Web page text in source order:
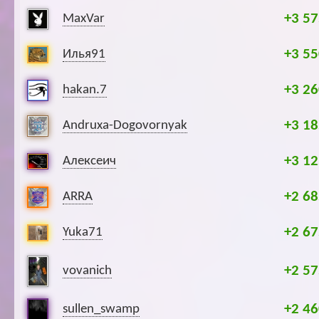
MaxVar +3
Илья91 +3
hakan.7 +3
Andruxa-Dogovornyak +3
Алексеич +3
ARRA +2
Yuka71 +2
vovanich +2
sullen_swamp +2